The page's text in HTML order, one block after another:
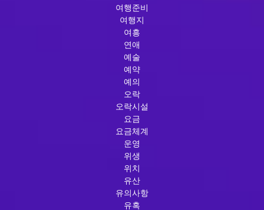
여행준비
여행지
여흥
연애
예술
예약
예의
오락
오락시설
요금
요금체계
운영
위생
위치
유산
유의사항
유혹